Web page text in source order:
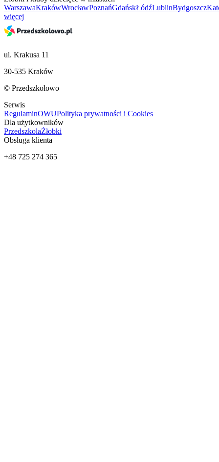
WarszawaKrakówWrocławPoznańGdańskŁódźLublinBydgoszcz
więcej
ul. Krakusa 11
30-535 Kraków
© Przedszkolowo
Serwis
RegulaminOWUPolityka prywatności i Cookies
Dla użytkowników
PrzedszkolaŻłobki
Obsługa klienta
+48 725 274 365